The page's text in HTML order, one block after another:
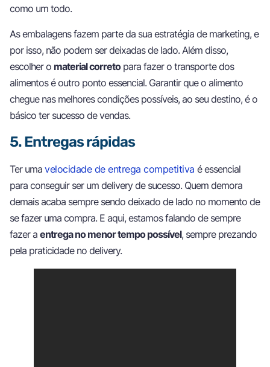
como um todo.
As embalagens fazem parte da sua estratégia de marketing, e
por isso, não podem ser deixadas de lado. Além disso,
escolher o material corretopara fazer o transporte dos
alimentos é outro ponto essencial. Garantir que o alimento
chegue nas melhores condições possíveis, ao seu destino, é o
básico ter sucesso de vendas.
5. Entregas rápidas
Ter uma velocidade de entrega competitiva é essencial
para conseguir ser um delivery de sucesso. Quem demora
demais acaba sempre sendo deixado de lado no momento de
se fazer uma compra. E aqui, estamos falando de sempre
fazer a entrega no menor tempo possível, sempre prezando
pela praticidade no delivery.